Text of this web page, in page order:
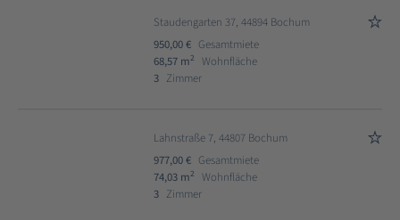
Staudengarten 37, 44894 Bochum
950,00 € Gesamtmiete
68,57 m2
Wohnfläche
3 Zimmer
Lahnstraße 7, 44807 Bochum
977,00 € Gesamtmiete
74,03 m2
Wohnfläche
3 Zimmer